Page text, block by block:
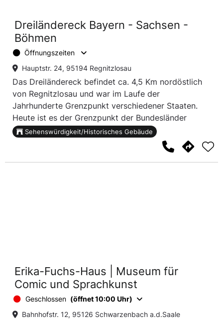
Dreiländereck Bayern - Sachsen -
Böhmen
Öffnungszeiten
Hauptstr. 24, 95194 Regnitzlosau
Das Dreiländereck befindet ca. 4,5 Km nordöstlich
von Regnitzlosau und war im Laufe der
Jahrhunderte Grenzpunkt verschiedener Staaten.
Heute ist es der Grenzpunkt der Bundesländer
Bayern und Sachsen und des Staates Tschechien.
Sehenswürdigkeit/Historisches Gebäude
Erika-Fuchs-Haus | Museum für
Comic und Sprachkunst
Geschlossen (öffnet 10:00 Uhr)
Bahnhofstr. 12, 95126 Schwarzenbach a.d.Saale